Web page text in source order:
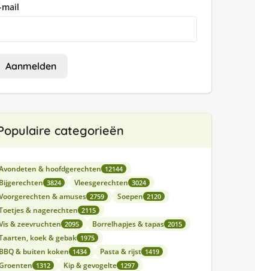
mail
Aanmelden
categorieën
& hoofdgerechten 12144
Bijgerechten 3824 Vleesgerechten 3024
& amuses 2759 Soepen 2120
& nagerechten 2115
& zeevruchten 2095 Borrelhapjes & tapas 2015
koek & gebak 1975
BBQ & buiten koken 1434 Pasta & rijst 1419
1312 Kip & gevogelte 1297